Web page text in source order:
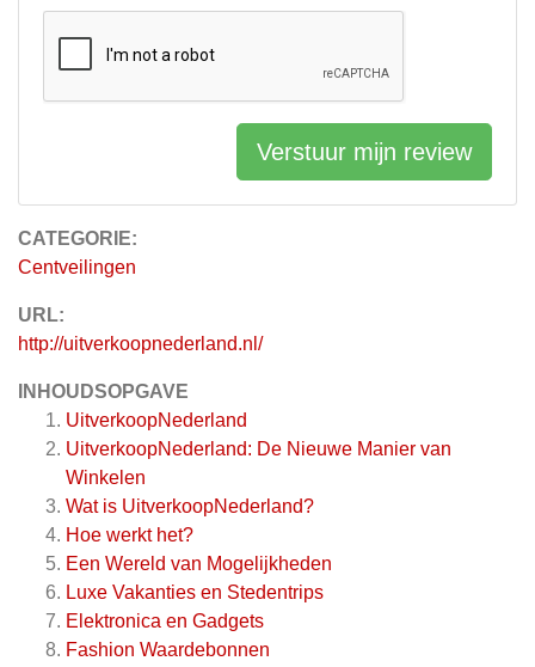
CATEGORIE:
Centveilingen
URL:
http://uitverkoopnederland.nl/
INHOUDSOPGAVE
UitverkoopNederland
UitverkoopNederland: De Nieuwe Manier van
Winkelen
Wat is UitverkoopNederland?
Hoe werkt het?
Een Wereld van Mogelijkheden
Luxe Vakanties en Stedentrips
Elektronica en Gadgets
Fashion Waardebonnen
Verstuur mijn review